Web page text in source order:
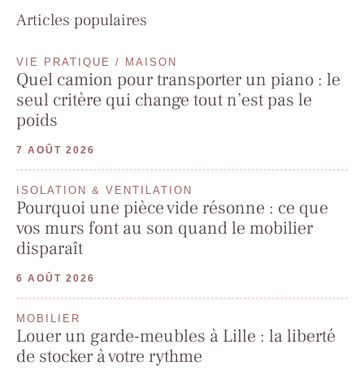
Articles populaires
VIE PRATIQUE / MAISON
Quel camion pour transporter un piano : le
seul critère qui change tout n’est pas le
poids
7 AOÛT 2026
ISOLATION & VENTILATION
Pourquoi une pièce vide résonne : ce que
vos murs font au son quand le mobilier
disparaît
6 AOÛT 2026
MOBILIER
Louer un garde-meubles à Lille : la liberté
de stocker à votre rythme